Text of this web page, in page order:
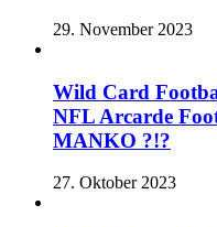
29. November 2023
Wild Card
NFL Arcarde
MANKO ?!?
27. Oktober 2023